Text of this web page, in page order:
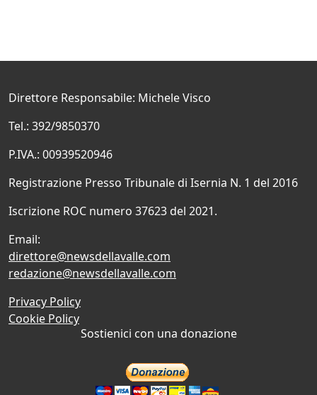
Direttore Responsabile: Michele Visco
Tel.: 392/9850370
P.IVA.: 00939520946
Registrazione Presso Tribunale di Isernia N. 1 del 2016
Iscrizione ROC numero 37623 del 2021.
Email:
direttore@newsdellavalle.com
redazione@newsdellavalle.com
Privacy Policy
Cookie Policy
Sostienici con una donazione